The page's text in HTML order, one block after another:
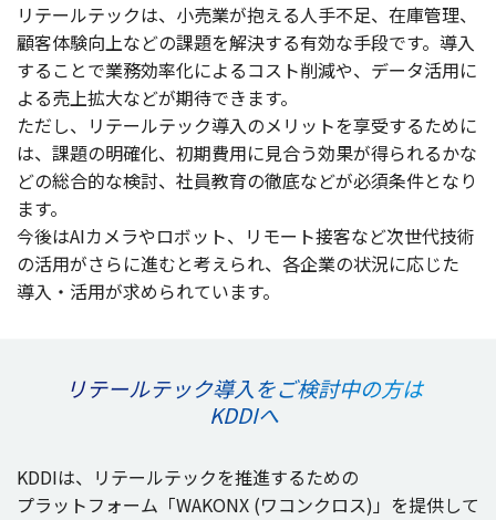
リテールテックは、 小売業が抱える人手不足、 在庫管理、
顧客体験向上などの課題を解決する有効な手段です。 導入
することで業務効率化によるコスト削減や、 データ活用に
よる売上拡大などが期待できます。
ただし、 リテールテック導入のメリットを享受するために
は、 課題の明確化、 初期費用に見合う効果が得られるかな
どの総合的な検討、 社員教育の徹底などが必須条件となり
ます。
今後はAIカメラやロボット、 リモート接客など次世代技術
の活用がさらに進むと考えられ、 各企業の状況に応じた
導入 ・ 活用が求められています。
リテールテック導入をご検討中の方は
KDDIへ
KDDIは、 リテールテックを推進するための
プラットフォーム 「WAKONX (ワコンクロス)」を提供して